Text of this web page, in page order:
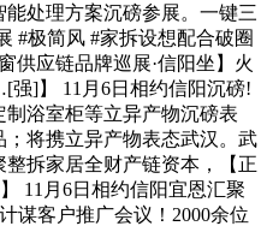
处理方案沉磅参展。一键三
#极简风 #家拆设想配合破圈
供应链品牌巡展·信阳坐】火
]】 11月6日相约信阳沉磅!
浴室柜等立异产物沉磅表
；将携立异产物表态武汉。武
拆家居全财产链资本，【正
11月6日相约信阳宜恩汇聚
谋客户推广会议！2000余位